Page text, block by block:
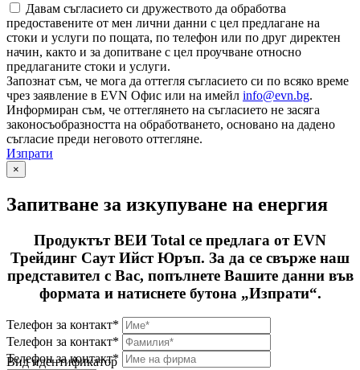
Давам съгласието си дружеството да обработва
предоставените от мен лични данни с цел предлагане на
стоки и услуги по пощата, по телефон или по друг директен
начин, както и за допитване с цел проучване относно
предлаганите стоки и услуги.
Запознат съм, че мога да оттегля съгласието си по всяко време
чрез заявление в EVN Офис или на имейл info@evn.bg.
Информиран съм, че оттеглянето на съгласието не засяга
законосъобразността на обработването, основано на дадено
съгласие преди неговото оттегляне.
Изпрати
×
Запитване за изкупуване на енергия
Продуктът ВЕИ Total се предлага от EVN
Трейдинг Саут Ийст Юръп. За да се свърже наш
представител с Вас, попълнете Вашите данни във
формата и натиснете бутона „Изпрати“.
Телефон за контакт*
Телефон за контакт*
Телефон за контакт*
Вид идентификатор